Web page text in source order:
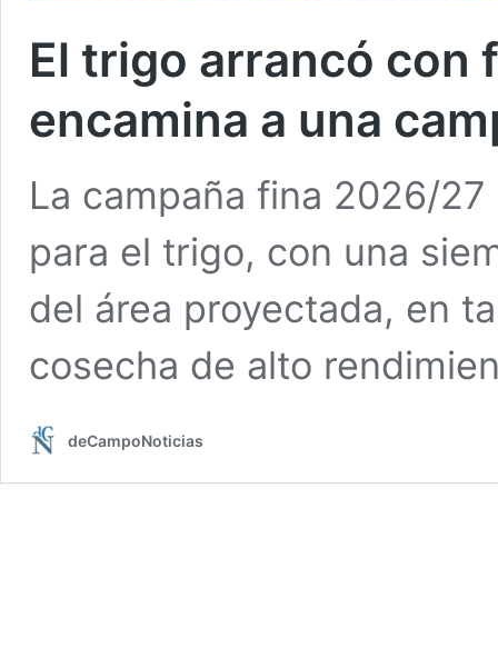
El trigo arrancó con
encamina a una
La campaña fina 2026/
para el trigo, con una
del área proyectada, en
cosecha de alto
deCampoNoticias